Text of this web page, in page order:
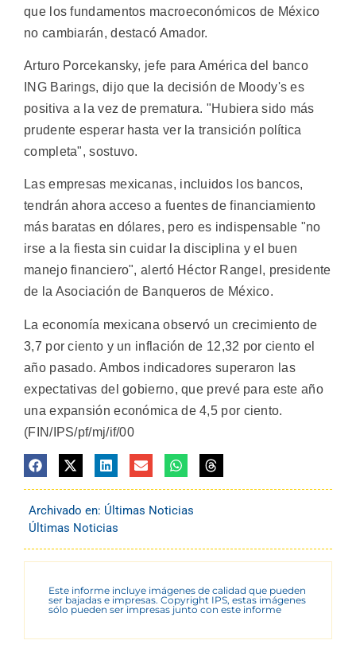
que los fundamentos macroeconómicos de México
no cambiarán, destacó Amador.
Arturo Porcekansky, jefe para América del banco
ING Barings, dijo que la decisión de Moody's es
positiva a la vez de prematura. "Hubiera sido más
prudente esperar hasta ver la transición política
completa", sostuvo.
Las empresas mexicanas, incluidos los bancos,
tendrán ahora acceso a fuentes de financiamiento
más baratas en dólares, pero es indispensable "no
irse a la fiesta sin cuidar la disciplina y el buen
manejo financiero", alertó Héctor Rangel, presidente
de la Asociación de Banqueros de México.
La economía mexicana observó un crecimiento de
3,7 por ciento y un inflación de 12,32 por ciento el
año pasado. Ambos indicadores superaron las
expectativas del gobierno, que prevé para este año
una expansión económica de 4,5 por ciento.
(FIN/IPS/pf/mj/if/00
Archivado en: Últimas Noticias
Últimas Noticias
Este informe incluye imágenes de calidad que pueden
ser bajadas e impresas. Copyright IPS, estas imágenes
sólo pueden ser impresas junto con este informe